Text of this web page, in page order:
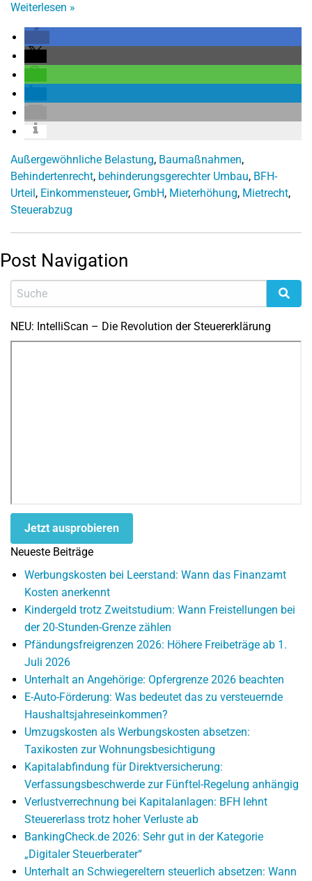
Weiterlesen »
Außergewöhnliche Belastung, Baumaßnahmen,
Behindertenrecht, behinderungsgerechter Umbau, BFH-
Urteil, Einkommensteuer, GmbH, Mieterhöhung, Mietrecht,
Steuerabzug
Post Navigation
NEU: IntelliScan – Die Revolution der Steuererklärung
Jetzt ausprobieren
Neueste Beiträge
Werbungskosten bei Leerstand: Wann das Finanzamt
Kosten anerkennt
Kindergeld trotz Zweitstudium: Wann Freistellungen bei
der 20-Stunden-Grenze zählen
Pfändungsfreigrenzen 2026: Höhere Freibeträge ab 1.
Juli 2026
Unterhalt an Angehörige: Opfergrenze 2026 beachten
E-Auto-Förderung: Was bedeutet das zu versteuernde
Haushaltsjahreseinkommen?
Umzugskosten als Werbungskosten absetzen:
Taxikosten zur Wohnungsbesichtigung
Kapitalabfindung für Direktversicherung:
Verfassungsbeschwerde zur Fünftel-Regelung anhängig
Verlustverrechnung bei Kapitalanlagen: BFH lehnt
Steuererlass trotz hoher Verluste ab
BankingCheck.de 2026: Sehr gut in der Kategorie
„Digitaler Steuerberater“
Unterhalt an Schwiegereltern steuerlich absetzen: Wann